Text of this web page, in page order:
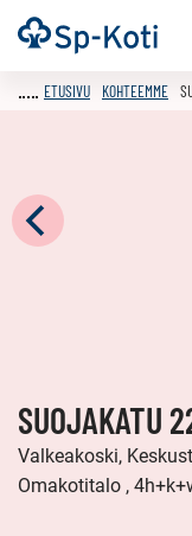
Siirry
sisältöön
Etusivu
ETUSIVU KOHTEEMME
SUOJAKATU
Valkeakoski,
Omakotitalo ,